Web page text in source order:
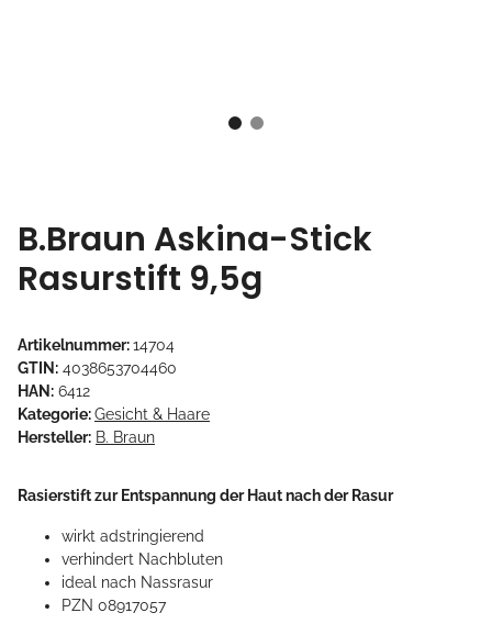
B.Braun Askina-Stick
Rasurstift 9,5g
Artikelnummer:14704
GTIN: 4038653704460
HAN: 6412
Kategorie:Gesicht & Haare
Hersteller: B. Braun
Rasierstift zur Entspannung der Haut nach der Rasur
wirkt adstringierend
verhindert Nachbluten
ideal nach Nassrasur
PZN 08917057